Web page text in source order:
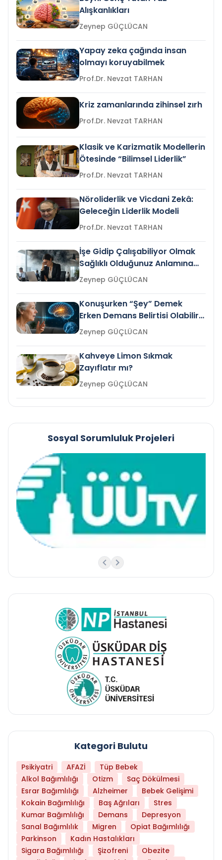
Alışkanlıkları
Zeynep GÜÇLÜCAN
Yapay zeka çağında insan
olmayı koruyabilmek
Prof.Dr. Nevzat TARHAN
Kriz zamanlarında zihinsel zırh
Prof.Dr. Nevzat TARHAN
Klasik ve Karizmatik Modellerin
Ötesinde “Bilimsel Liderlik”
Prof.Dr. Nevzat TARHAN
Nöroliderlik ve Vicdani Zekâ:
Geleceğin Liderlik Modeli
Prof.Dr. Nevzat TARHAN
İşe Gidip Çalışabiliyor Olmak
Sağlıklı Olduğunuz Anlamına
Gelir mi?Zeynep GÜÇLÜCAN
Konuşurken “Şey” Demek
Erken Demans Belirtisi Olabilir
mi?
Zeynep GÜÇLÜCAN
Kahveye Limon Sıkmak
Zayıflatır mı?
Zeynep GÜÇLÜCAN
Sosyal Sorumluluk Projeleri
Kategori Bulutu
Psikiyatri AFAZİ
Tüp Bebek
Alkol Bağımlılığı
Otizm
Saç Dökülmesi
Esrar Bağımlılığı
Alzheimer
Bebek Gelişimi
Kokain Bağımlılığı
Baş Ağrıları
Stres
Kumar Bağımlılığı
Demans
Depresyon
Sanal Bağımlılık
Migren
Opiat Bağımlılığı
Parkinson
Kadın Hastalıkları
Sigara Bağımlılığı
Şizofreni
Obezite